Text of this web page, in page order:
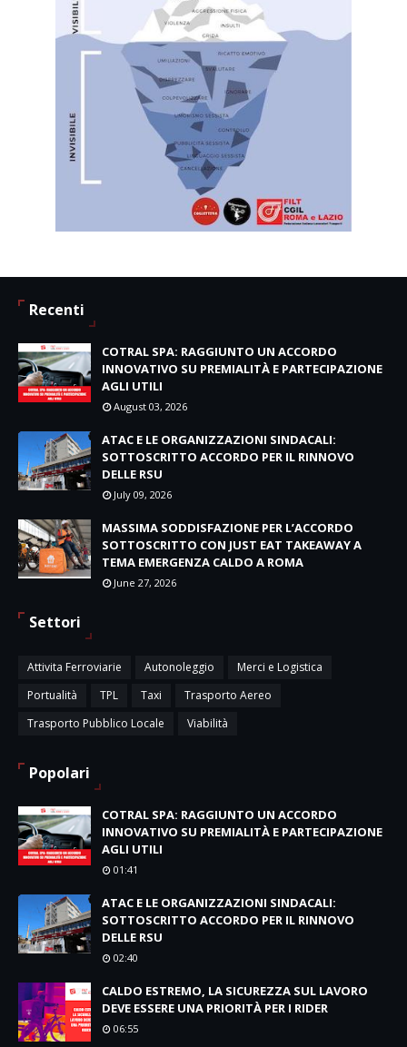
Recenti
COTRAL SPA: RAGGIUNTO UN ACCORDO
INNOVATIVO SU PREMIALITÀ E PARTECIPAZIONE
AGLI UTILI
August 03, 2026
ATAC E LE ORGANIZZAZIONI SINDACALI:
SOTTOSCRITTO ACCORDO PER IL RINNOVO
DELLE RSU
July 09, 2026
MASSIMA SODDISFAZIONE PER L’ACCORDO
SOTTOSCRITTO CON JUST EAT TAKEAWAY A
TEMA EMERGENZA CALDO A ROMA
June 27, 2026
Settori
Attivita Ferroviarie Autonoleggio
Merci e Logistica
Portualità
TPL Taxi
Trasporto Aereo
Trasporto Pubblico Locale
Viabilità
Popolari
COTRAL SPA: RAGGIUNTO UN ACCORDO
INNOVATIVO SU PREMIALITÀ E PARTECIPAZIONE
AGLI UTILI
01:41
ATAC E LE ORGANIZZAZIONI SINDACALI:
SOTTOSCRITTO ACCORDO PER IL RINNOVO
DELLE RSU
02:40
CALDO ESTREMO, LA SICUREZZA SUL LAVORO
DEVE ESSERE UNA PRIORITÀ PER I RIDER
06:55